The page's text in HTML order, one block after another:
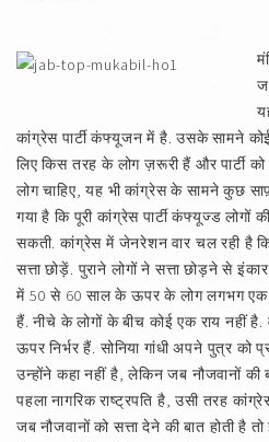
कांग्रेस पार्टी कंफ्यूजन में है. उसके सामने
लिए किस तरह के लोग ज़रूरी हैं और पार्टी
लोग चाहिए, यह भी कांग्रेस के सामने कुछ
गया है कि पूरी कांग्रेस पार्टी कंफ्यूज्ड लोगों
सकती. कांग्रेस में जेनरेशन वार चल रही है
सत्ता छोड़ें. पुराने लोगों ने सत्ता छोड़ने से
में 50 से 60 साल के ऊपर के लोग लगभग एक
हैं. नीचे के लोगों के बीच कोई एक राय नहीं है.
ऊपर निर्भर हैं. सोनिया गांधी अपने पुत्र को
उन्होंने कहा नहीं है, लेकिन जब नौजवानों की
पहला नागरिक राष्ट्रपति है, उसी तरह
जब नौजवानों को सत्ता देने की बात होती है